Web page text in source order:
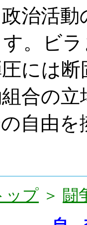
治活
。ビ
には
合の
自由
ップ ＞ 闘